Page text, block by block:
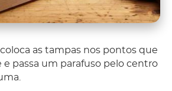
as tampas nos pontos que
e passa um parafuso pelo centro